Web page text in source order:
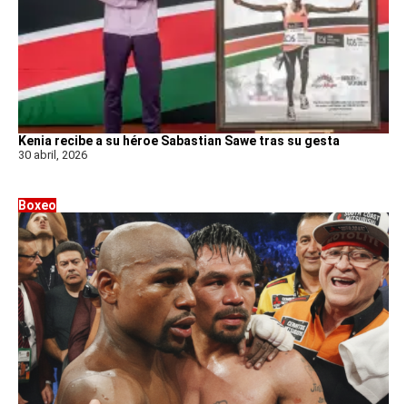
Kenia recibe a su héroe Sabastian Sawe tras su gesta
30 abril, 2026
Boxeo